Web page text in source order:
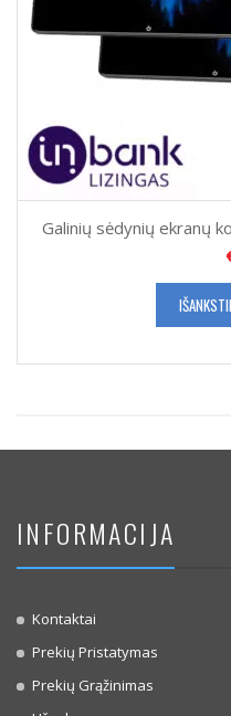
Galinių sėdynių ekranų
INFORMACIJA
Kontaktai
Prekių Pristatymas
Prekių Grąžinimas